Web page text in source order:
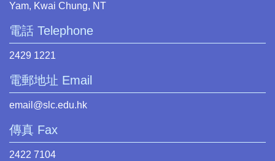
Yam, Kwai Chung, NT
電話 Telephone
2429 1221
電郵地址 Email
email@slc.edu.hk
傳真 Fax
2422 7104